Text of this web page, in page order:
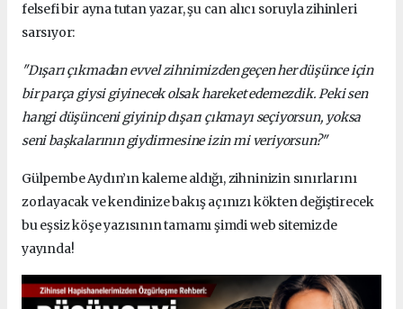
felsefi bir ayna tutan yazar, şu can alıcı soruyla zihinleri
sarsıyor:
"Dışarı çıkmadan evvel zihnimizden geçen her düşünce için
bir parça giysi giyinecek olsak hareket edemezdik. Peki sen
hangi düşünceni giyinip dışarı çıkmayı seçiyorsun, yoksa
seni başkalarının giydirmesine izin mi veriyorsun?"
Gülpembe Aydın’ın kaleme aldığı, zihninizin sınırlarını
zorlayacak ve kendinize bakış açınızı kökten değiştirecek
bu eşsiz köşe yazısının tamamı şimdi web sitemizde
yayında!